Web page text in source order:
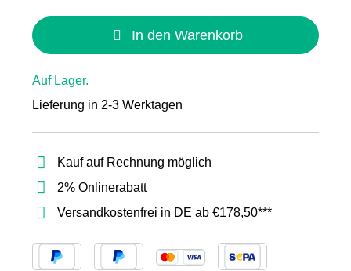
In den Warenkorb
Auf Lager.
Lieferung in 2-3 Werktagen
Kauf auf Rechnung möglich
2% Onlinerabatt
Versandkostenfrei in DE ab €178,50***